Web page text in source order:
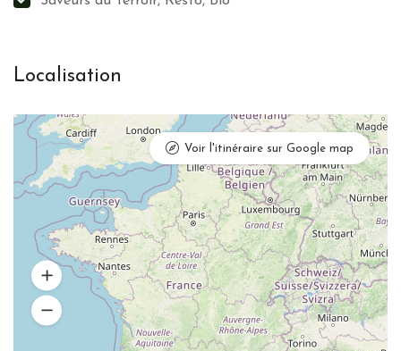
Localisation
Voir l'itinéraire sur Google map